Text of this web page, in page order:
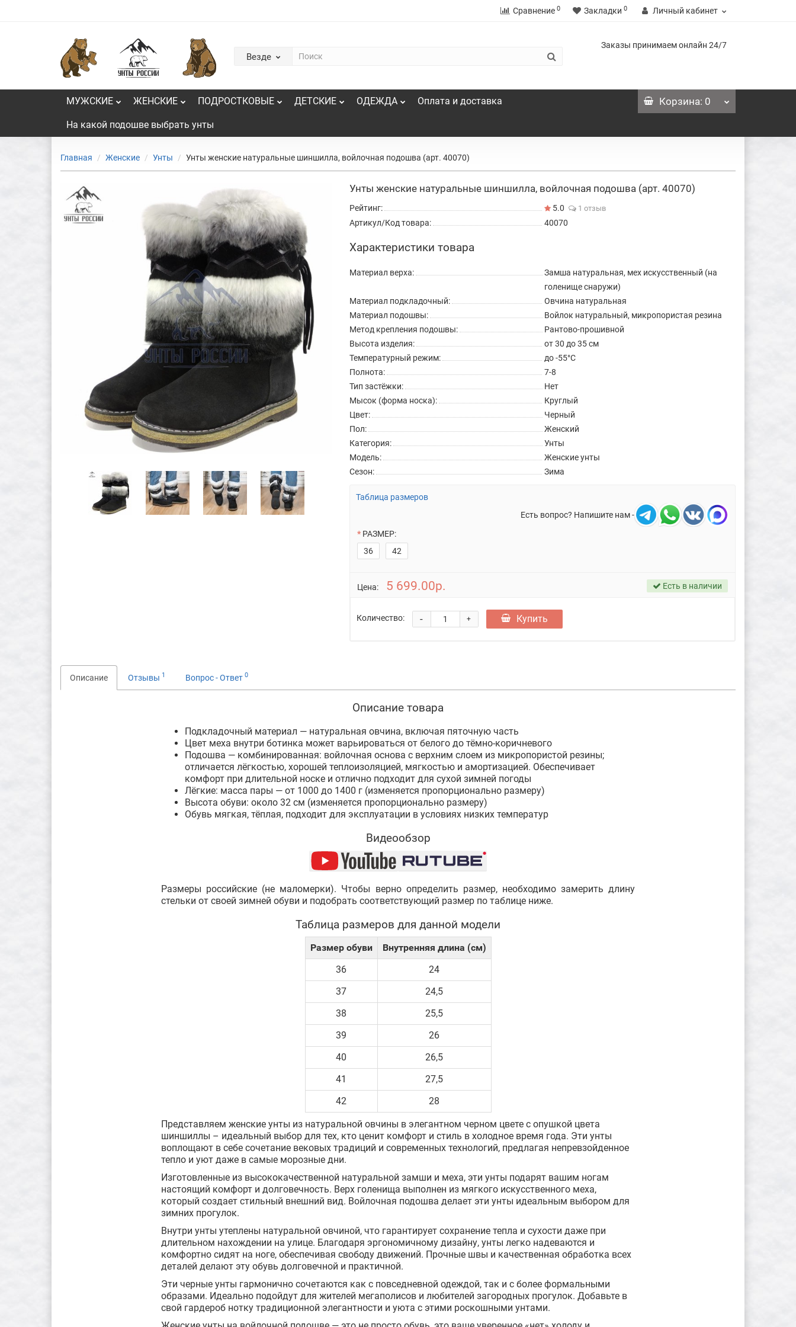
Сравнение 0 Закладки 0 Личный кабинет
Везде
Заказы принимаем онлайн 24/7
МУЖСКИЕ ЖЕНСКИЕ ПОДРОСТКОВЫЕ ДЕТСКИЕ ОДЕЖДА Оплата и доставка
На какой подошве выбрать унты
Корзина: 0
Главная Женские Унты Унты женские натуральные шиншилла, войлочная подошва (арт. 40070)
Унты женские натуральные шиншилла, войлочная подошва (арт. 40070)
Рейтинг: 5.0 1 отзыв
Артикул/Код товара: 40070
Характеристики товара
Материал верха:
Замша натуральная, мех искусственный (на
голенище снаружи)
Материал подкладочный:
Овчина натуральная
Материал подошвы:
Войлок натуральный, микропористая резина
Метод крепления подошвы:
Рантово-прошивной
Высота изделия:
от 30 до 35 см
Температурный режим:
до -55°C
Полнота:
7-8
Тип застёжки:
Нет
Мысок (форма носка):
Круглый
Цвет:
Черный
Пол:
Женский
Категория:
Унты
Модель:
Женские унты
Сезон:
Зима
Таблица размеров
Есть вопрос? Напишите нам -
РАЗМЕР:
36
42
Цена: 5 699.00р. Есть в наличии
Количество: +
- Купить
Описание Отзывы 1 Вопрос - Ответ 0
Описание товара
Подкладочный материал — натуральная овчина, включая пяточную часть
Цвет меха внутри ботинка может варьироваться от белого до тёмно-коричневого
Подошва — комбинированная: войлочная основа с верхним слоем из микропористой резины;
отличается лёгкостью, хорошей теплоизоляцией, мягкостью и амортизацией. Обеспечивает
комфорт при длительной носке и отлично подходит для сухой зимней погоды
Лёгкие: масса пары — от 1000 до 1400 г (изменяется пропорционально размеру)
Высота обуви: около 32 см (изменяется пропорционально размеру)
Обувь мягкая, тёплая, подходит для эксплуатации в условиях низких температур
Видеообзор
Размеры российские (не маломерки). Чтобы верно определить размер, необходимо замерить длину
стельки от своей зимней обуви и подобрать соответствующий размер по таблице ниже.
Таблица размеров для данной модели
Размер обуви
Внутренняя длина (см)
36
24
37
24,5
38
25,5
39
26
40
26,5
41
27,5
42
28
Представляем женские унты из натуральной овчины в элегантном черном цвете с опушкой цвета
шиншиллы – идеальный выбор для тех, кто ценит комфорт и стиль в холодное время года. Эти унты
воплощают в себе сочетание вековых традиций и современных технологий, предлагая непревзойденное
тепло и уют даже в самые морозные дни.
Изготовленные из высококачественной натуральной замши и меха, эти унты подарят вашим ногам
настоящий комфорт и долговечность. Верх голенища выполнен из мягкого искусственного меха,
который создает стильный внешний вид. Войлочная подошва делает эти унты идеальным выбором для
зимних прогулок.
Внутри унты утеплены натуральной овчиной, что гарантирует сохранение тепла и сухости даже при
длительном нахождении на улице. Благодаря эргономичному дизайну, унты легко надеваются и
комфортно сидят на ноге, обеспечивая свободу движений. Прочные швы и качественная обработка всех
деталей делают эту обувь долговечной и практичной.
Эти черные унты гармонично сочетаются как с повседневной одеждой, так и с более формальными
образами. Идеально подойдут для жителей мегаполисов и любителей загородных прогулок. Добавьте в
свой гардероб нотку традиционной элегантности и уюта с этими роскошными унтами.